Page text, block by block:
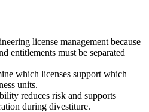
license management because
entitlements must be separated
which licenses support which
units.
reduces risk and supports
during divestiture.